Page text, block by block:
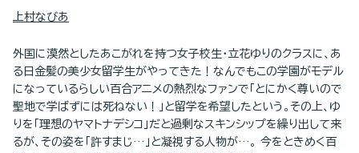
上村なびあ
外国に漠然としたあこがれを持つ女子校生・立花ゆりのクラスに、あ
る日金髪の美少女留学生がやってきた！なんでもこの学園がモデル
になっているらしい百合アニメの熱烈なファンで「とにかく尊いので
聖地で学ばずには死ねない！」と留学を希望したという。その上、ゆ
りを「理想のヤマトナデシコ」だと過剰なスキンシップを繰り出して来
るが、その姿を「許すまじ…」と凝視する人物が…。 今をときめく百